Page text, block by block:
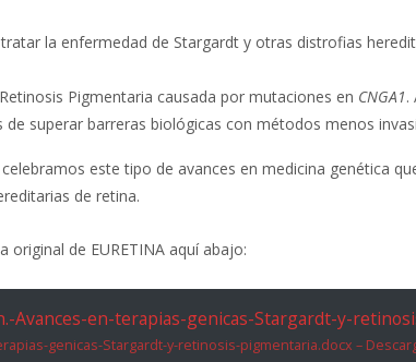
la enfermedad de Stargardt y otras distrofias
Pigmentaria causada por mutaciones en CNGA1.
de superar barreras biológicas con métodos menos
este tipo de avances en medicina genética
de retina.
original de EURETINA aquí abajo:
Avances-en-terapias-genicas-Stargardt-y-
genicas-Stargardt-y-retinosis-pigmentaria.docx –